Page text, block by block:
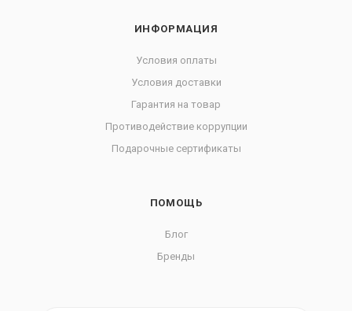
ИНФОРМАЦИЯ
Условия оплаты
Условия доставки
Гарантия на товар
Противодействие коррупции
Подарочные сертификаты
ПОМОЩЬ
Блог
Бренды